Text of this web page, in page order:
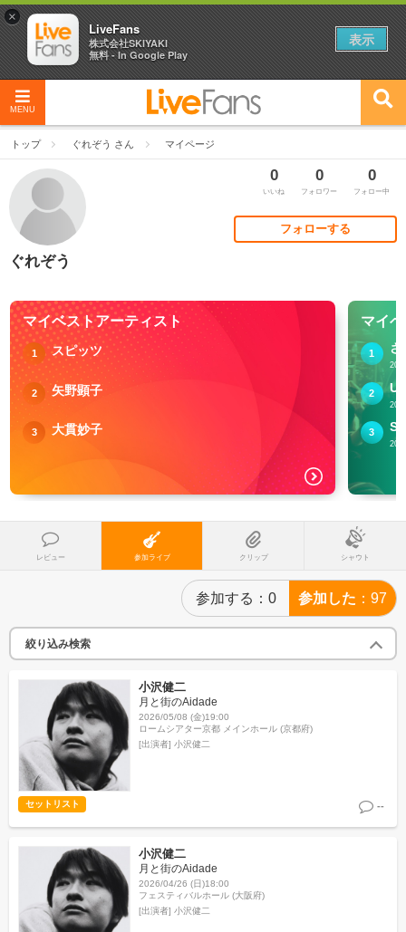
MENU
トップ ぐれぞう さん マイページ
0
いいね
0
フォロワー
0
フォロー中
フォローする
ぐれぞう
マイベストアーティスト
1 スピッツ
2 矢野顕子
3 大貫妙子
マイ
1 さ
2
3
レビュー 参加ライブ クリップ シャウト
参加する 0 参加した 97
絞り込み検索
小沢健二
月と街のAidade
2026/05/08 (金)19:00
ロームシアター京都 メインホール (京都府)
[出演者] 小沢健二
セットリスト --
小沢健二
月と街のAidade
2026/04/26 (日)18:00
フェスティバルホール (大阪府)
[出演者] 小沢健二
×
LiveFans
株式会社SKIYAKI
無料 - In Google Play
表示